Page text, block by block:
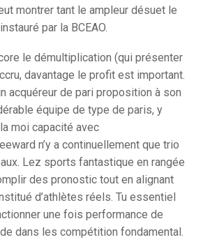
montrer tant le ampleur désuet le
par la BCEAO.
le démultiplication (qui présenter
davantage le profit est important.
acquéreur de pari proposition à son
équipe de type de paris, y
moi capacité avec
n’y a continuellement que trio
Lez sports fantastique en rangée
des pronostic tout en alignant
d’athlètes réels. Tu essentiel
une fois performance de
dans les compétition fondamental.